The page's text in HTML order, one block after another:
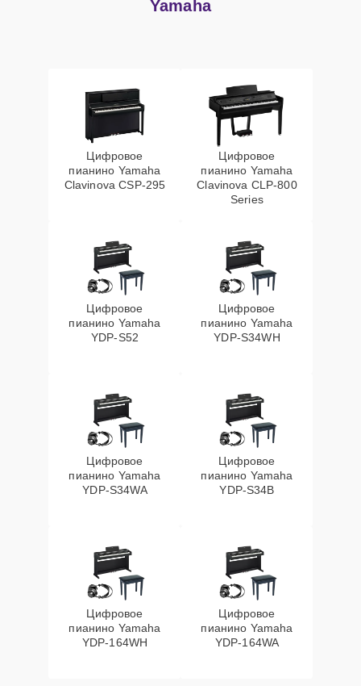
Yamaha
Цифровое
пианино Yamaha
Clavinova CSP-295
Цифровое
пианино Yamaha
Clavinova CLP-800
Series
Цифровое
пианино Yamaha
YDP-S52
Цифровое
пианино Yamaha
YDP-S34WH
Цифровое
пианино Yamaha
YDP-S34WA
Цифровое
пианино Yamaha
YDP-S34B
Цифровое
пианино Yamaha
YDP-164WH
Цифровое
пианино Yamaha
YDP-164WA